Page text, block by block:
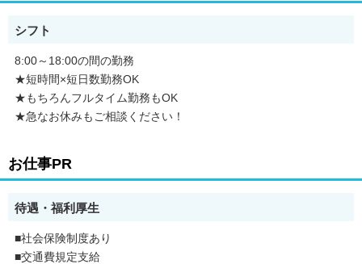
シフト
8:00～18:00の間の勤務
★短時間×短日数勤務OK
★もちろんフルタイム勤務もOK
★急なお休みもご相談ください！
お仕事PR
待遇・福利厚生
■社会保険制度あり
■交通費規定支給